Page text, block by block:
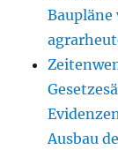
Baupläne
Ausbau